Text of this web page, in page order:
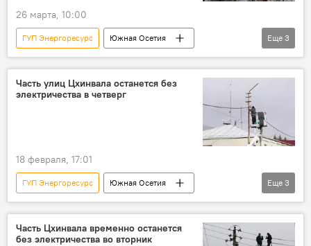
26 марта, 10:00
ГУП Энергоресурс
Южная Осетия
Энергоснабжение Южной Осетии
Цхинвальский район РЮО
Новости
Еще 3
Часть улиц Цхинвала останется без
электричества в четверг
18 февраля, 17:01
ГУП Энергоресурс
Южная Осетия
Цхинвал
энергоснабжение
Энергоснабжение Южной Осетии
Еще 3
Часть Цхинвала временно останется
без электричества во вторник